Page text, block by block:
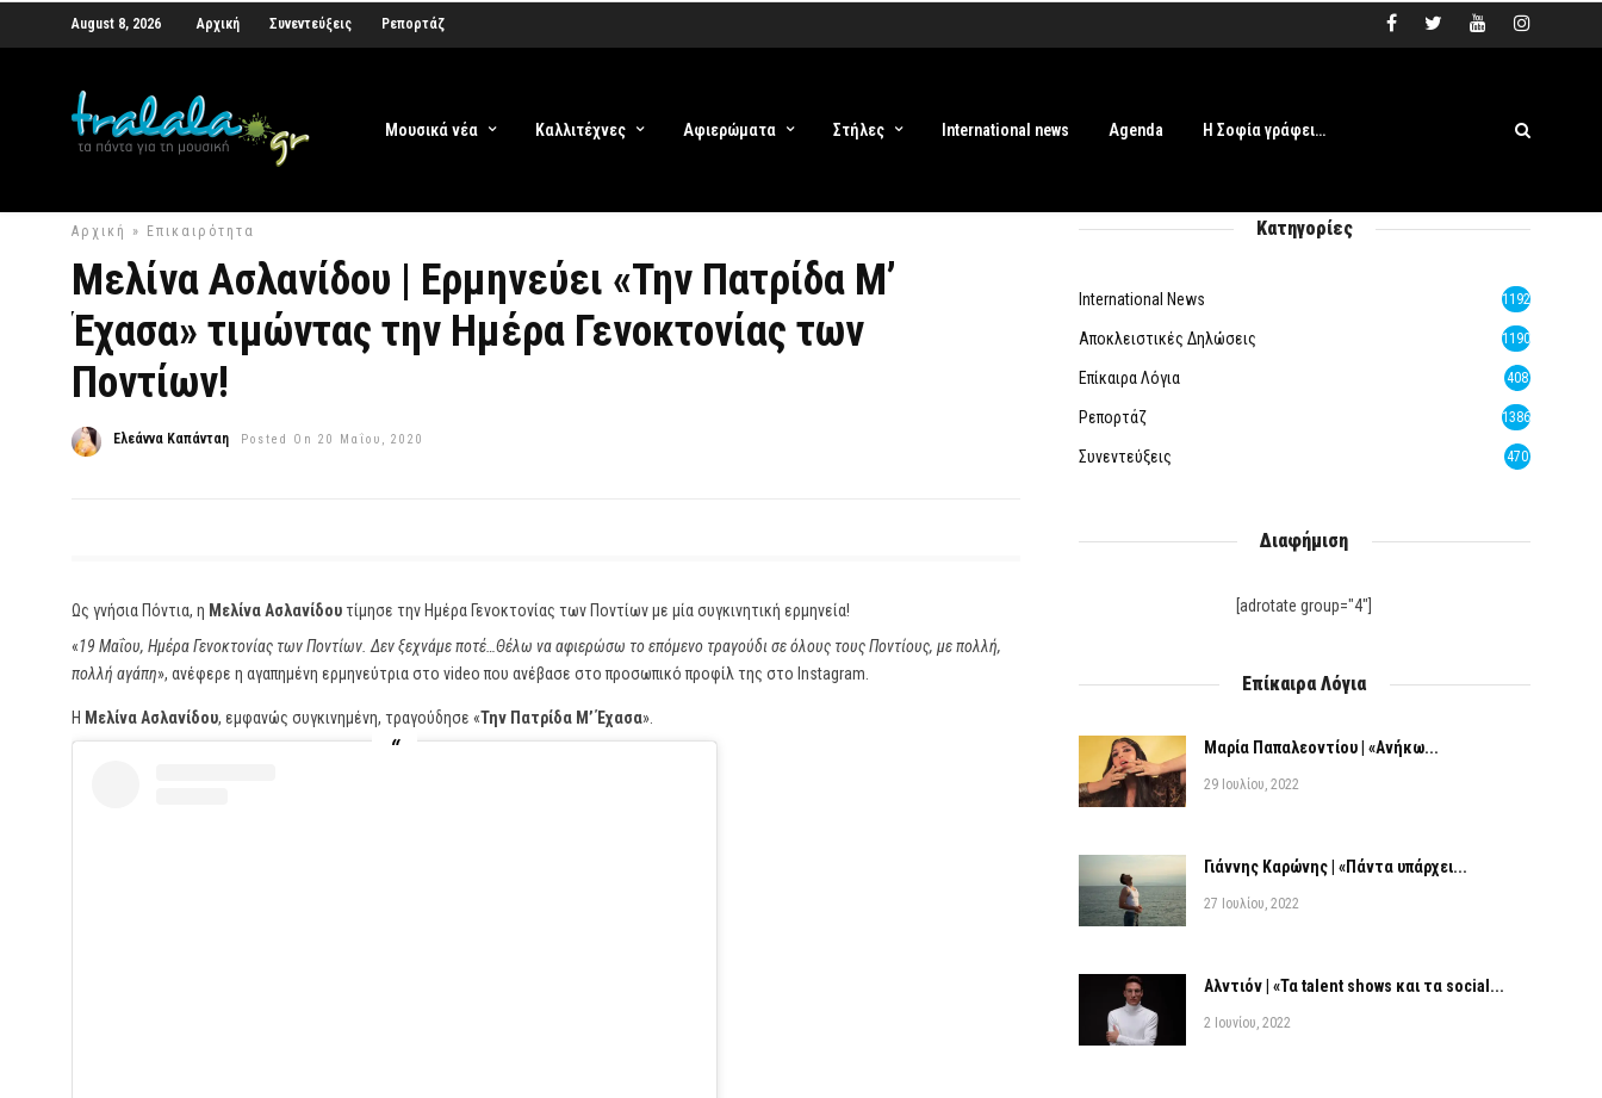
August 8, 2026 Αρχική Συνεντεύξεις Ρεπορτάζ
Μουσικά νέα Καλλιτέχνες Αφιερώματα Στήλες International news Agenda Η Σοφία γράφει…
Αρχική » Επικαιρότητα
Μελίνα Ασλανίδου | Ερμηνεύει «Την Πατρίδα Μ’
Έχασα» τιμώντας την Ημέρα Γενοκτονίας των
Ποντίων!
Ελεάννα Καπάνταη Posted On 20 Μαΐου, 2020
Ως γνήσια Πόντια, η Μελίνα Ασλανίδουτίμησε την Ημέρα Γενοκτονίας των Ποντίων με μία συγκινητική ερμηνεία!
«19 Μαΐου, Ημέρα Γενοκτονίας των Ποντίων. Δεν ξεχνάμε ποτέ…Θέλω να αφιερώσω το επόμενο τραγούδι σε όλους τους Ποντίους, με πολλή,
πολλή αγάπη», ανέφερε η αγαπημένη ερμηνεύτρια στο video που ανέβασε στο προσωπικό προφίλ της στο Instagram.
Η Μελίνα Ασλανίδου, εμφανώς συγκινημένη, τραγούδησε «Την Πατρίδα Μ’ Έχασα».
Κατηγορίες
International News 1192
Αποκλειστικές Δηλώσεις 1190
Επίκαιρα Λόγια 408
Ρεπορτάζ 1386
Συνεντεύξεις 470
Διαφήμιση
[adrotate group="4"]
Επίκαιρα Λόγια
Μαρία Παπαλεοντίου | «Ανήκω...
29 Ιουλίου, 2022
Γιάννης Καρώνης | «Πάντα υπάρχει...
27 Ιουλίου, 2022
Αλντιόν | «Τα talent shows και τα social...
2 Ιουνίου, 2022